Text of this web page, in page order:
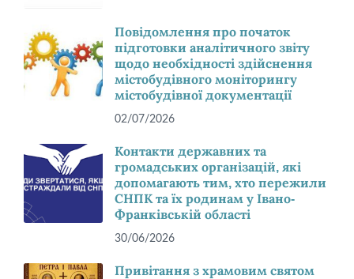
Повідомлення про початок
підготовки аналітичного звіту
щодо необхідності здійснення
містобудівного моніторингу
містобудівної документації
02/07/2026
Контакти державних та
громадських організацій, які
допомагають тим, хто пережили
СНПК та їх родинам у Івано-
Франківській області
30/06/2026
Привітання з храмовим святом